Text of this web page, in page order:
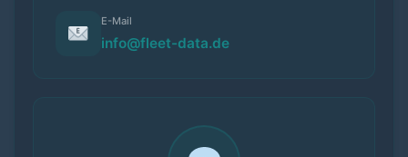
E-Mail
info@fleet-data.de